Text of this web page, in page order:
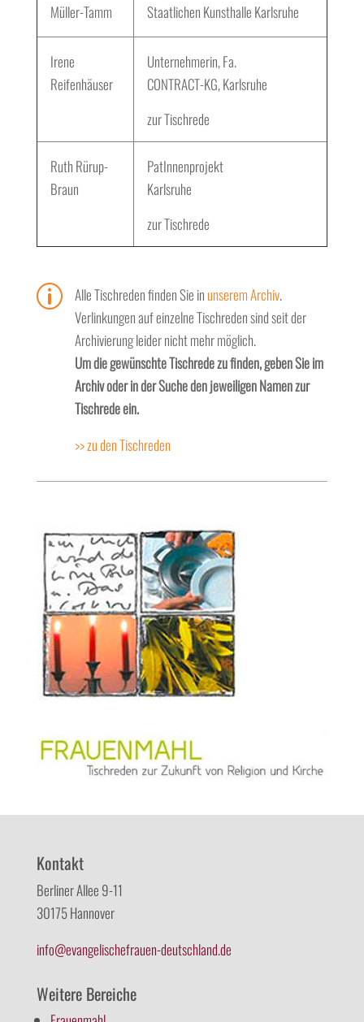
Müller-Tamm
Staatlichen Kunsthalle Karlsruhe
Irene
Reifenhäuser
Unternehmerin, Fa.
CONTRACT-KG, Karlsruhe
zur Tischrede
Ruth Rürup-
Braun
PatInnenprojekt
Karlsruhe
zur Tischrede
p Alle Tischreden finden Sie inunserem Archiv.
Verlinkungen auf einzelne Tischreden sind seit der
Archivierung leider nicht mehr möglich.
Um die gewünschte Tischrede zu finden, geben Sie im
Archiv oder in der Suche den jeweiligen Namen zur
Tischrede ein.
>> zu den Tischreden
Kontakt
Berliner Allee 9-11
30175 Hannover
info@evangelischefrauen-deutschland.de
Weitere Bereiche